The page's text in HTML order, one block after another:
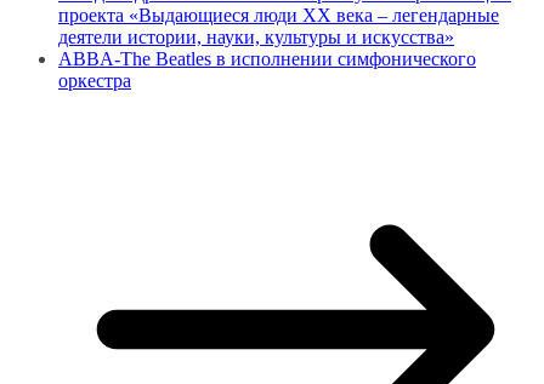
проекта «Выдающиеся люди XX века – легендарные
деятели истории, науки, культуры и искусства»
ABBA-The Beatles в исполнении симфонического
оркестра